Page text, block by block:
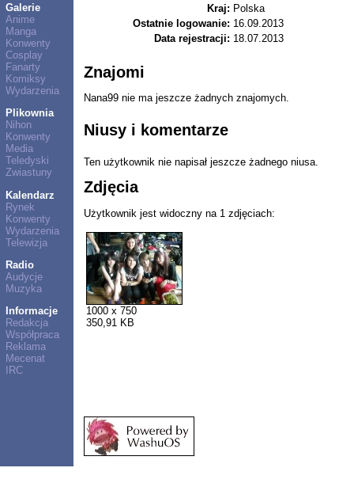
Galerie
Anime
Manga
Konwenty
Cosplay
Fanarty
Komiksy
Wydarzenia
Plikownia
Nihon
Konwenty
Media
Teledyski
Zwiastuny
Kalendarz
Rynek
Konwenty
Wydarzenia
Telewizja
Radio
Audycje
Muzyka
Informacje
Redakcja
Współpraca
Reklama
Mecenat
IRC
Kraj: Polska
Ostatnie logowanie: 16.09.2013
Data rejestracji: 18.07.2013
Znajomi
Nana99 nie ma jeszcze żadnych znajomych.
Niusy i komentarze
Ten użytkownik nie napisał jeszcze żadnego niusa.
Zdjęcia
Użytkownik jest widoczny na 1 zdjęciach:
1000 x 750
350,91 KB